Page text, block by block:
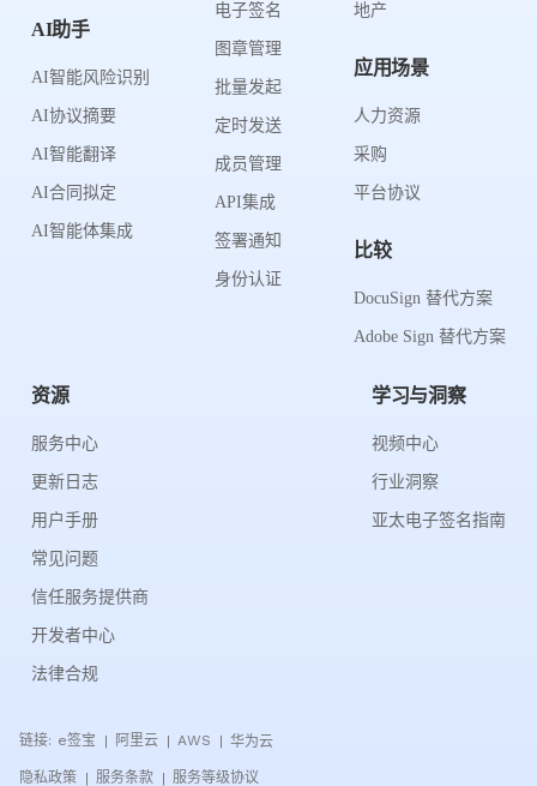
AI助手
AI智能风险识别
AI协议摘要
AI智能翻译
AI合同拟定
AI智能体集成
电子签名
图章管理
批量发起
定时发送
成员管理
API集成
签署通知
身份认证
地产
应用场景
人力资源
采购
平台协议
比较
DocuSign 替代方案
Adobe Sign 替代方案
资源
服务中心
更新日志
用户手册
常见问题
信任服务提供商
开发者中心
法律合规
学习与洞察
视频中心
行业洞察
亚太电子签名指南
链接: e签宝 阿里云 AWS 华为云
隐私政策 | 服务条款 | 服务等级协议